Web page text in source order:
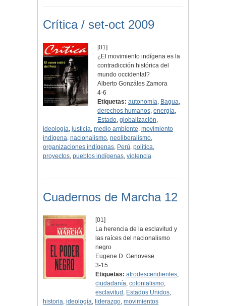
Crítica / set-oct 2009
[01]
¿El movimiento indígena es la
contradicción histórica del
mundo occidental?
Alberto Gonzáles Zamora
4-6
Etiquetas: autonomía, Bagua,
derechos humanos,energía,
Estado,globalización,
ideología, justicia, medio ambiente, movimiento
indígena, nacionalismo, neoliberalismo,
organizaciones indígenas, Perú, política,
proyectos, pueblos indígenas, violencia
Cuadernos de Marcha 12
[01]
La herencia de la esclavitud y
las raíces del nacionalismo
negro
Eugene D. Genovese
3-15
Etiquetas: afrodescendientes,
ciudadanía,colonialismo,
esclavitud , Estados Unidos,
historia, ideología, liderazgo, movimientos